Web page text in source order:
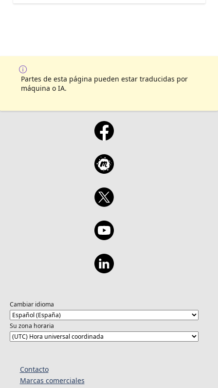
Partes de esta página pueden estar traducidas por
máquina o IA.
Cambiar idioma
Su zona horaria
Contacto
Marcas comerciales